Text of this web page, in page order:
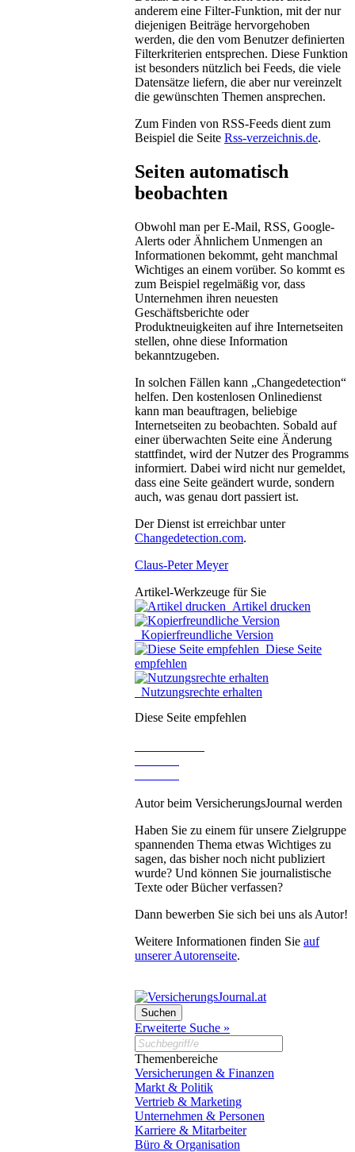
anderem eine Filter-Funktion, mit der nur
diejenigen Beiträge hervorgehoben
werden, die den vom Benutzer definierten
Filterkriterien entsprechen. Diese Funktion
ist besonders nützlich bei Feeds, die viele
Datensätze liefern, die aber nur vereinzelt
die gewünschten Themen ansprechen.
Zum Finden von RSS-Feeds dient zum
Beispiel die Seite Rss-verzeichnis.de.
Seiten automatisch
beobachten
Obwohl man per E-Mail, RSS, Google-
Alerts oder Ähnlichem Unmengen an
Informationen bekommt, geht manchmal
Wichtiges an einem vorüber. So kommt es
zum Beispiel regelmäßig vor, dass
Unternehmen ihren neuesten
Geschäftsberichte oder
Produktneuigkeiten auf ihre Internetseiten
stellen, ohne diese Information
bekanntzugeben.
In solchen Fällen kann „Changedetection“
helfen. Den kostenlosen Onlinedienst
kann man beauftragen, beliebige
Internetseiten zu beobachten. Sobald auf
einer überwachten Seite eine Änderung
stattfindet, wird der Nutzer des Programms
informiert. Dabei wird nicht nur gemeldet,
dass eine Seite geändert wurde, sondern
auch, was genau dort passiert ist.
Der Dienst ist erreichbar unter
Changedetection.com.
Claus-Peter Meyer
Artikel-Werkzeuge für Sie
Artikel drucken
Kopierfreundliche Version
Diese Seite
empfehlen
Nutzungsrechte erhalten
Diese Seite empfehlen
Autor beim VersicherungsJournal werden
Haben Sie zu einem für unsere Zielgruppe
spannenden Thema etwas Wichtiges zu
sagen, das bisher noch nicht publiziert
wurde? Und können Sie journalistische
Texte oder Bücher verfassen?
Dann bewerben Sie sich bei uns als Autor!
Weitere Informationen finden Sie auf
unserer Autorenseite.
Erweiterte Suche »
Themenbereiche
Versicherungen & Finanzen
Markt & Politik
Vertrieb & Marketing
Unternehmen & Personen
Karriere & Mitarbeiter
Büro & Organisation